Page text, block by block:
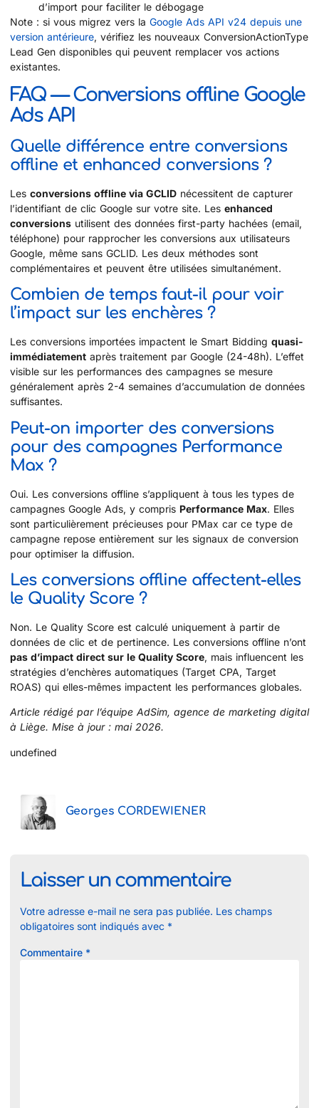
d’import pour faciliter le débogage
Note : si vous migrez vers la Google Ads API v24 depuis une
version antérieure, vérifiez les nouveaux ConversionActionType
Lead Gen disponibles qui peuvent remplacer vos actions
existantes.
FAQ — Conversions offline Google
Ads API
Quelle différence entre conversions
offline et enhanced conversions ?
Les conversions offline via GCLID nécessitent de capturer
l’identifiant de clic Google sur votre site. Les enhanced
conversions utilisent des données first-party hachées (email,
téléphone) pour rapprocher les conversions aux utilisateurs
Google, même sans GCLID. Les deux méthodes sont
complémentaires et peuvent être utilisées simultanément.
Combien de temps faut-il pour voir
l’impact sur les enchères ?
Les conversions importées impactent le Smart Bidding quasi-
immédiatement après traitement par Google (24-48h). L’effet
visible sur les performances des campagnes se mesure
généralement après 2-4 semaines d’accumulation de données
suffisantes.
Peut-on importer des conversions
pour des campagnes Performance
Max ?
Oui. Les conversions offline s’appliquent à tous les types de
campagnes Google Ads, y compris Performance Max. Elles
sont particulièrement précieuses pour PMax car ce type de
campagne repose entièrement sur les signaux de conversion
pour optimiser la diffusion.
Les conversions offline affectent-elles
le Quality Score ?
Non. Le Quality Score est calculé uniquement à partir de
données de clic et de pertinence. Les conversions offline n’ont
pas d’impact direct sur le Quality Score, mais influencent les
stratégies d’enchères automatiques (Target CPA, Target
ROAS) qui elles-mêmes impactent les performances globales.
Article rédigé par l’équipe AdSim, agence de marketing digital
à Liège. Mise à jour : mai 2026.
undefined
Georges CORDEWIENER
Laisser un commentaire
Votre adresse e-mail ne sera pas publiée. Les champs
obligatoires sont indiqués avec *
Commentaire *